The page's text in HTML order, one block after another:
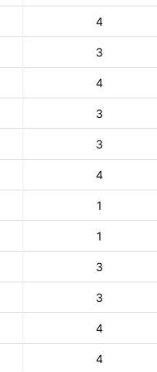
4
3
4
3
3
4
1
1
3
3
4
4